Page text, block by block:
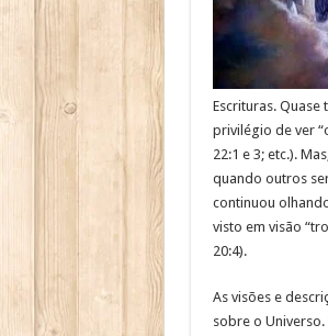
Escrituras.
privilégio de ver
22:1 e 3; etc.).
quando outros
continuou
visto em visão
20:4).
As visões e
sobre o